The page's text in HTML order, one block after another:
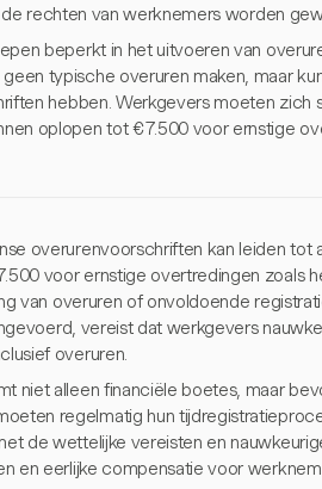
rechten van werknemers worden
beperkt in het uitvoeren van
typische overuren maken, maar
hebben. Werkgevers moeten zich
oplopen tot €7.500 voor ernstige
overurenvoorschriften kan leiden tot
voor ernstige overtredingen zoals
van overuren of onvoldoende
vereist dat werkgevers
overuren.
niet alleen financiële boetes, maar
regelmatig hun
de wettelijke vereisten en
en eerlijke compensatie voor